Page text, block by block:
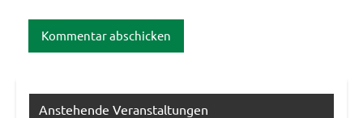
Anstehende Veranstaltungen